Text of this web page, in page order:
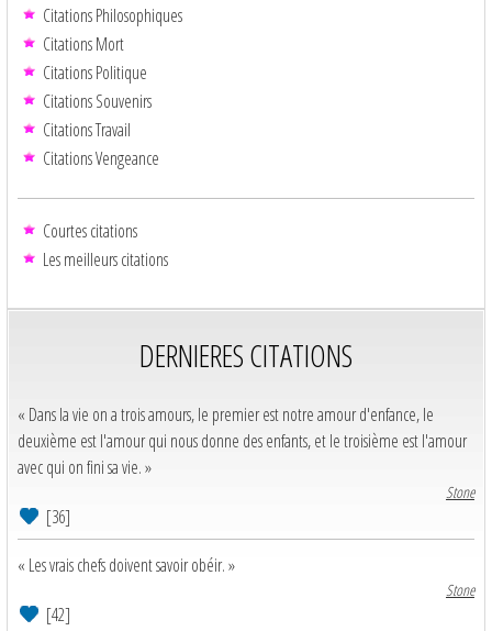
Citations Philosophiques
Citations Mort
Citations Politique
Citations Souvenirs
Citations Travail
Citations Vengeance
Courtes citations
Les meilleurs citations
DERNIERES CITATIONS
« Dans la vie on a trois amours, le premier est notre amour d'enfance, le
deuxième est l'amour qui nous donne des enfants, et le troisième est l'amour
avec qui on fini sa vie. »
Stone
[36]
« Les vrais chefs doivent savoir obéir. »
Stone
[42]